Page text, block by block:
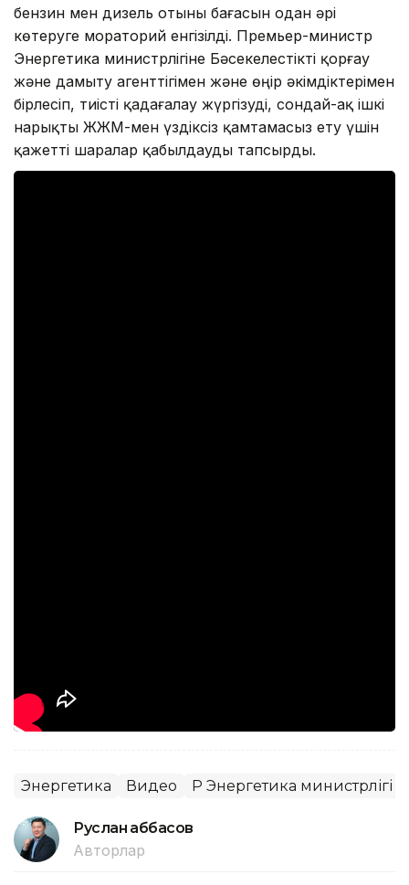
бензин мен дизель отыны бағасын одан әрі
көтеруге мораторий енгізілді. Премьер-министр
Энергетика министрлігіне Бәсекелестікті қорғау
және дамыту агенттігімен және өңір әкімдіктерімен
бірлесіп, тиісті қадағалау жүргізуді, сондай-ақ ішкі
нарықты ЖЖМ-мен үздіксіз қамтамасыз ету үшін
қажетті шаралар қабылдауды тапсырды.
Энергетика Видео ҚР Энергетика министрлігі
Руслан Ғаббасов
Авторлар